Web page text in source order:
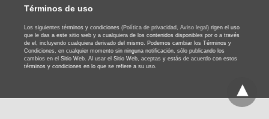
Términos de uso
Los siguientes términos y condiciones (Política de privacidad, Aviso legal) rigen el uso
que le das a este sitio web y a cualquiera de los contenidos disponibles por o a través
de el, incluyendo cualquiera derivado del mismo. Podemos cambiar los Términos y
Condiciones, en cualquier momento sin ninguna notificación, sólo publicando los
cambios en el Sitio Web. Al usar el Sitio Web, aceptas y estás de acuerdo con estos
términos y condiciones en lo que se refiere a su uso.